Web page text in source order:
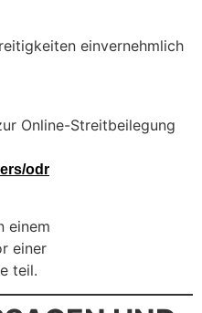
einvernehmlich
Online-Streitbeilegung
odr
einem
einer
teil.